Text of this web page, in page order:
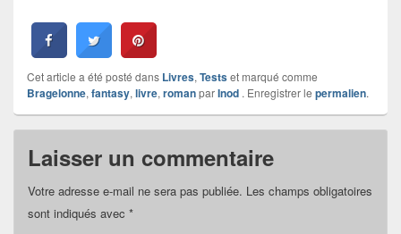
Cet article a été posté dans Livres, Testset marqué comme
Bragelonne, fantasy, livre, romanparInod . Enregistrer le permalien.
Laisser un commentaire
Votre adresse e-mail ne sera pas publiée. Les champs obligatoires
sont indiqués avec *